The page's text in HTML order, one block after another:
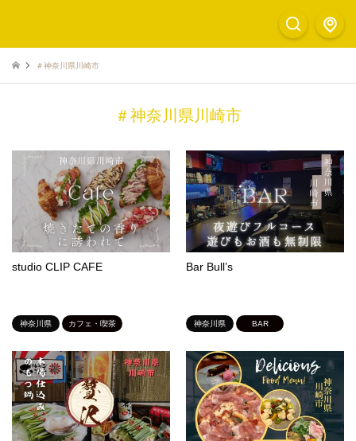
＃神奈川県川崎市
＃神奈川県川崎市
studio CLIP CAFE
神奈川県 カフェ・喫茶
Bar Bull’s
神奈川県 BAR